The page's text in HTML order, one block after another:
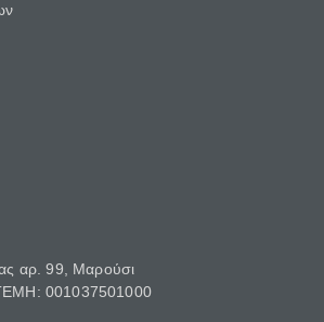
αρ. 99, Μαρούσι
001037501000